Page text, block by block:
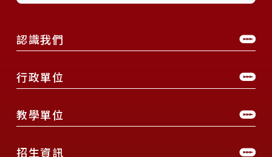
認識我們
行政單位
教學單位
招生資訊